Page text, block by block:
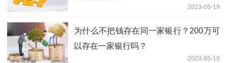
2023-05-19
为什么不把钱存在同一家银行？200万可
以存在一家银行吗？
2023-05-19